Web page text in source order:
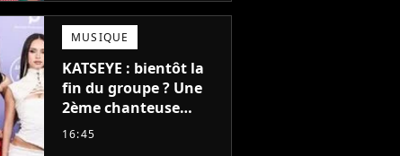
pensais ne plus
jamais chanter"
MUSIQUE
KATSEYE : bientôt la
fin du groupe ? Une
2ème chanteuse
s'éloigne en 6 mois,
16:45